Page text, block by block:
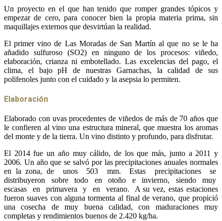
Un proyecto en el que han tenido que romper grandes tópicos y
empezar de cero, para conocer bien la propia materia prima, sin
maquillajes externos que desvirtúan la realidad.
El primer vino de Las Moradas de San Martín al que no se le ha
añadido sulfuroso (SO2) en ninguno de los procesos: viñedo,
elaboración, crianza ni embotellado. Las excelencias del pago, el
clima, el bajo pH de nuestras Garnachas, la calidad de sus
polifenoles junto con el cuidado y la asepsia lo permiten.
Elaboración
Elaborado con uvas procedentes de viñedos de más de 70 años que
le confieren al vino una estructura mineral, que muestra los aromas
del monte y de la tierra. Un vino distinto y profundo, para disfrutar.
El 2014 fue un año muy cálido, de los que más, junto a 2011 y
2006. Un año que se salvó por las precipitaciones anuales normales
en la zona, de unos 503 mm. Estas precipitaciones se
distribuyeron sobre todo en otoño e invierno, siendo muy
escasas en primavera y en verano. A su vez, estas estaciones
fueron suaves con alguna tormenta al final de verano, que propició
una cosecha de muy buena calidad, con maduraciones muy
completas y rendimientos buenos de 2.420 kg/ha.